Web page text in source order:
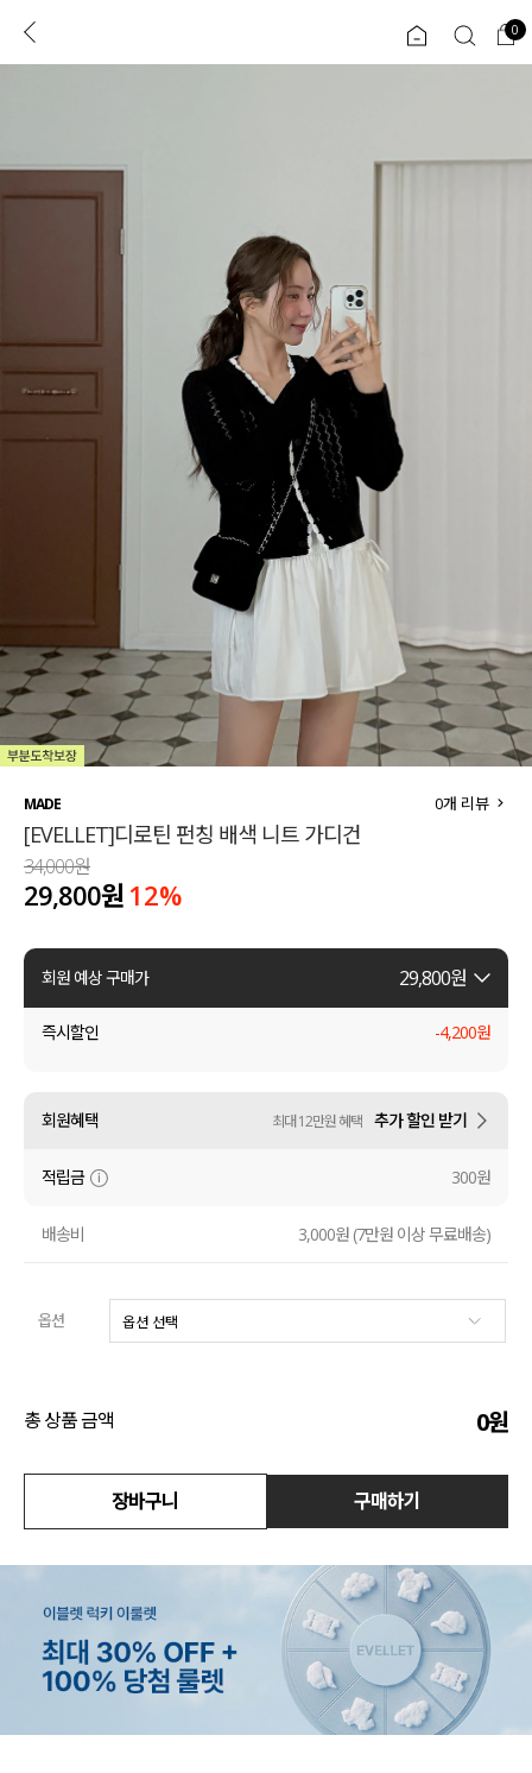
로그인 0
TW
콘텐츠
CATEGORY
신상 5%
살안타템
110사이즈
티셔츠
팬츠
셔츠
원피스
수영복
아우터
코디템
ALL
익스클루시브
아우터
티셔츠
니트
블라우스
스커트
언더웨어
0
MADE
[EVELLET]디로틴 펀칭 배색 니트 가디건
0개 리뷰
34,000원
29,800원 12%
회원 예상 구매가 29,800원
즉시할인 -4,200원
회원혜택 최대 12만원 혜택 추가 할인 받기
적립금 300원
배송비 3,000원 (7만원 이상 무료배송)
옵션
총 상품 금액 0원
장바구니 구매하기